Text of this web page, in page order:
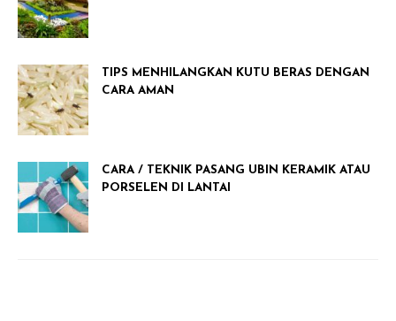
TIPS MENHILANGKAN KUTU BERAS DENGAN
CARA AMAN
CARA / TEKNIK PASANG UBIN KERAMIK ATAU
PORSELEN DI LANTAI